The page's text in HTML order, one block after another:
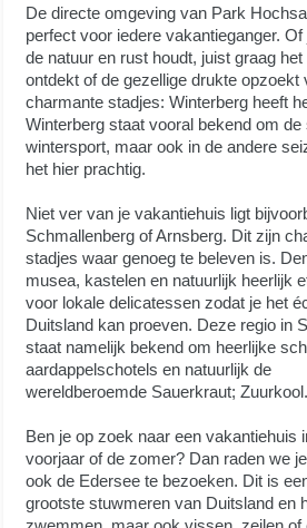
De directe omgeving van Park
perfect voor iedere vakantieganger. Of
de natuur en rust houdt, juist graag
ontdekt of de gezellige drukte opzoekt
charmante stadjes: Winterberg heeft
Winterberg staat vooral bekend om de
wintersport, maar ook in de andere
het hier prachtig.
Niet ver van je vakantiehuis ligt
Schmallenberg of Arnsberg. Dit zijn
stadjes waar genoeg te beleven is.
musea, kastelen en natuurlijk heerlijk
voor lokale delicatessen zodat je het
Duitsland kan proeven. Deze regio in
staat namelijk bekend om heerlijke
aardappelschotels en natuurlijk de
wereldberoemde Sauerkraut; Zuurkool.
Ben je op zoek naar een vakantiehuis
voorjaar of de zomer? Dan raden we
ook de Edersee te bezoeken. Dit is
grootste stuwmeren van Duitsland en